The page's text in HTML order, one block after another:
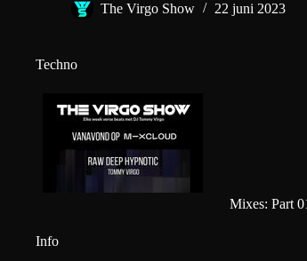
The Virgo Show 22 juni 2023
Techno
Mixes: Part
Info